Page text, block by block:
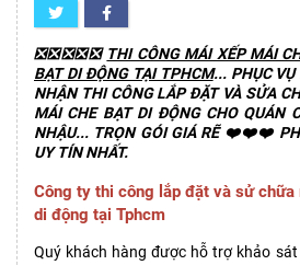
❎❎❎❎❎ THI CÔNG MÁI XẾP MÁI
BẠT DI ĐỘNG TẠI TPHCM... PHỤC
NHẬN THI CÔNG LẮP ĐẶT VÀ SỬA
MÁI CHE BẠT DI ĐỘNG CHO QUÁN
NHẬU... TRỌN GÓI GIÁ RẼ ❤️❤️❤️
UY TÍN NHẤT.
Công ty thi công lắp đặt và sử
di động tại Tphcm
Quý khách hàng được hỗ trợ khảo